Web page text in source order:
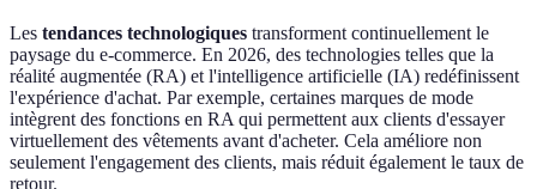
Les tendances technologiques transforment continuellement le
paysage du e-commerce. En 2026, des technologies telles que la
réalité augmentée (RA) et l'intelligence artificielle (IA) redéfinissent
l'expérience d'achat. Par exemple, certaines marques de mode
intègrent des fonctions en RA qui permettent aux clients d'essayer
virtuellement des vêtements avant d'acheter. Cela améliore non
seulement l'engagement des clients, mais réduit également le taux de
retour.